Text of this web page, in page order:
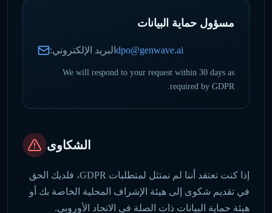
مسؤول حماية البيانات
البريد الإلكتروني: dpo@genwave.ai
We will respond to your request within 30 days as
required by GDPR.
الشكاوى
إذا كنت تعتقد أننا لم نمتثل لمتطلبات GDPR، فلديك الحق
في تقديم شكوى إلى هيئة الإشراف المحلية الخاصة بك أو
هيئة حماية البيانات ذات الصلة في الاتحاد الأوروبي.